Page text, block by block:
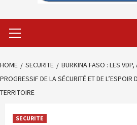
Menu
HOME SECURITE
BURKINA FASO : LES
PROGRESSIF DE LA SÉCURITÉ ET DE L’ESPOIR
TERRITOIRE
SECURITE